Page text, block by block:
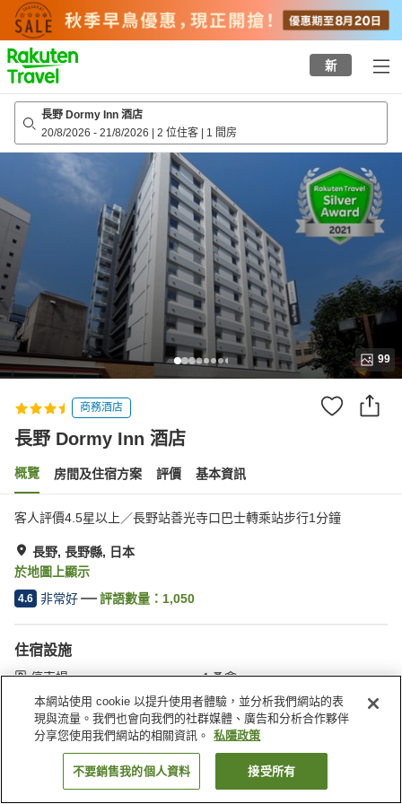
to
top
page
新
長野 Dormy Inn 酒店
20/8/2026 - 21/8/2026 | 2 位住客 | 1 間房
99
商務酒店
長野 Dormy Inn 酒店
概覽 房間及住宿方案 評價 基本資訊
客人評價4.5星以上／長野站善光寺口巴士轉乘站步行1分鐘
長野, 長野縣, 日本
於地圖上顯示
4.6 非常好 評語數量： 1,050
住宿設施
停車場
桑拿
水療/美容院
餐廳
主頁 日本 長野縣 長野 長野 Dormy Inn 酒店
找客房
本網站使用 cookie 以提升使用者體驗，並分析我們網站的表
現與流量。我們也會向我們的社群媒體、廣告和分析合作夥伴
分享您使用我們網站的相關資訊。
私隱政策
不要銷售我的個人資料 接受所有